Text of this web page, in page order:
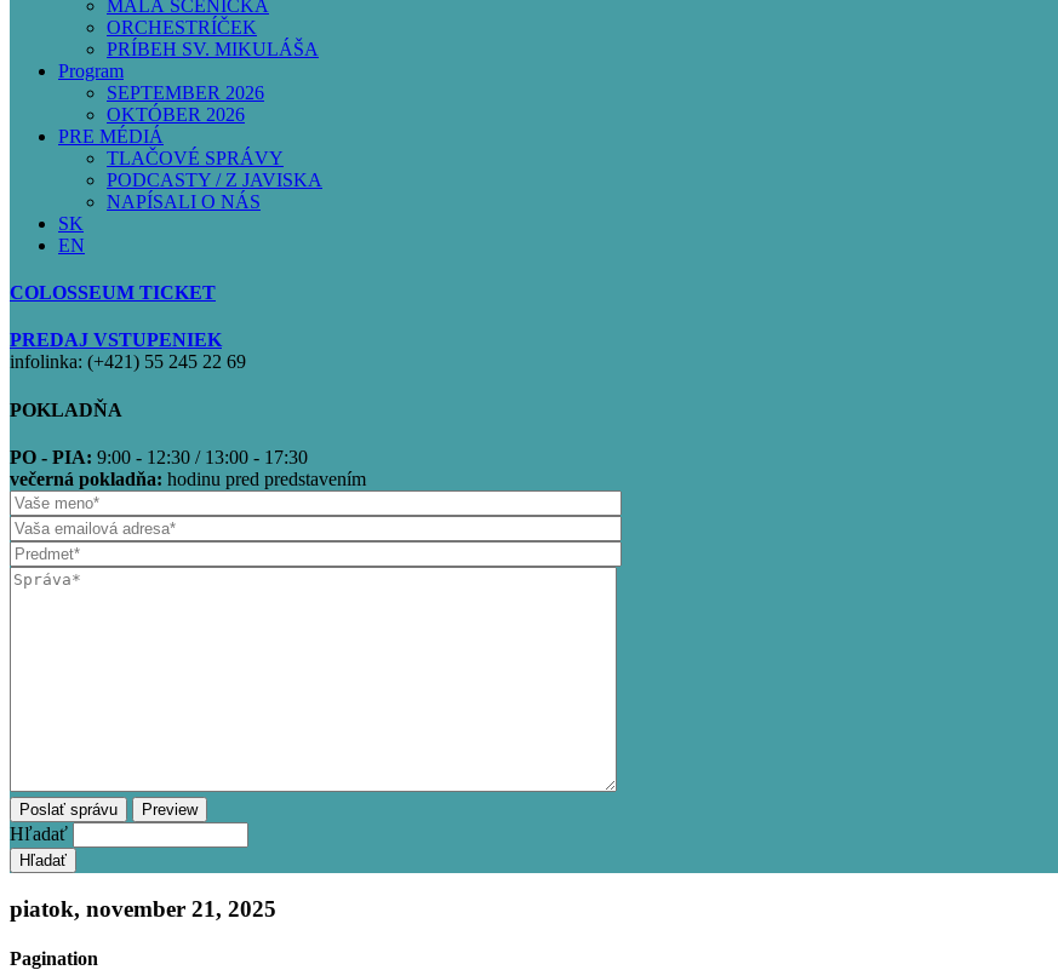
MALÁ SCÉNIČKA
ORCHESTRÍČEK
PRÍBEH SV. MIKULÁŠA
Program
SEPTEMBER 2026
OKTÓBER 2026
PRE MÉDIÁ
TLAČOVÉ SPRÁVY
PODCASTY / Z JAVISKA
NAPÍSALI O NÁS
SK
EN
COLOSSEUM TICKET
PREDAJ VSTUPENIEK
infolinka: (+421) 55 245 22 69
POKLADŇA
PO - PIA: 9:00 - 12:30 / 13:00 - 17:30
večerná pokladňa: hodinu pred predstavením
Hľadať
piatok, november 21, 2025
Pagination